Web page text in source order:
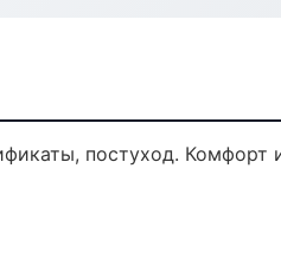
постуход. Комфорт